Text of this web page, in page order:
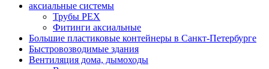
аксиальные системы
Трубы PEX
Фитинги аксиальные
Большие пластиковые контейнеры в Санкт-Петербурге
Быстровозводимые здания
Вентиляция дома, дымоходы